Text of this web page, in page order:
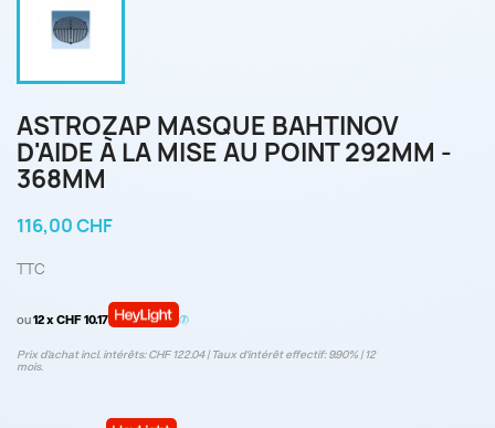
ASTROZAP MASQUE BAHTINOV
D'AIDE À LA MISE AU POINT 292MM -
368MM
116,00 CHF
TTC
ou12 x CHF 10.17
Prix d’achat incl. intérêts: CHF 122.04 | Taux d‘intérêt effectif: 9.90% | 12
mois.